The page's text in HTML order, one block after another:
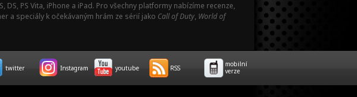
DS, PS Vita, iPhone a iPad. Pro všechny platformy nabízíme recenze,
a speciály k očekávaným hrám ze sérií jako Call of Duty, World of
twitter Instagram youtube RSS
mobilní
verze